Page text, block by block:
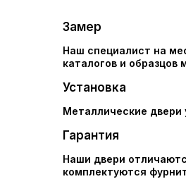
Замер
Наш специалист на
каталогов и образцов
Установка
Металлические
Гарантия
Наши двери
комплектуются